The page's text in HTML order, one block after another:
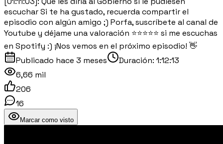
escuchar Si te ha gustado, recuerda compartir el
episodio con algún amigo ;) Porfa, suscríbete al canal de
Youtube y déjame una valoración ⭐⭐⭐⭐⭐ si me escuchas
en Spotify :) ¡Nos vemos en el próximo episodio! 👋
Publicado hace 3 meses Duración: 1:12:13
6,66 mil
206
16
Marcar como visto